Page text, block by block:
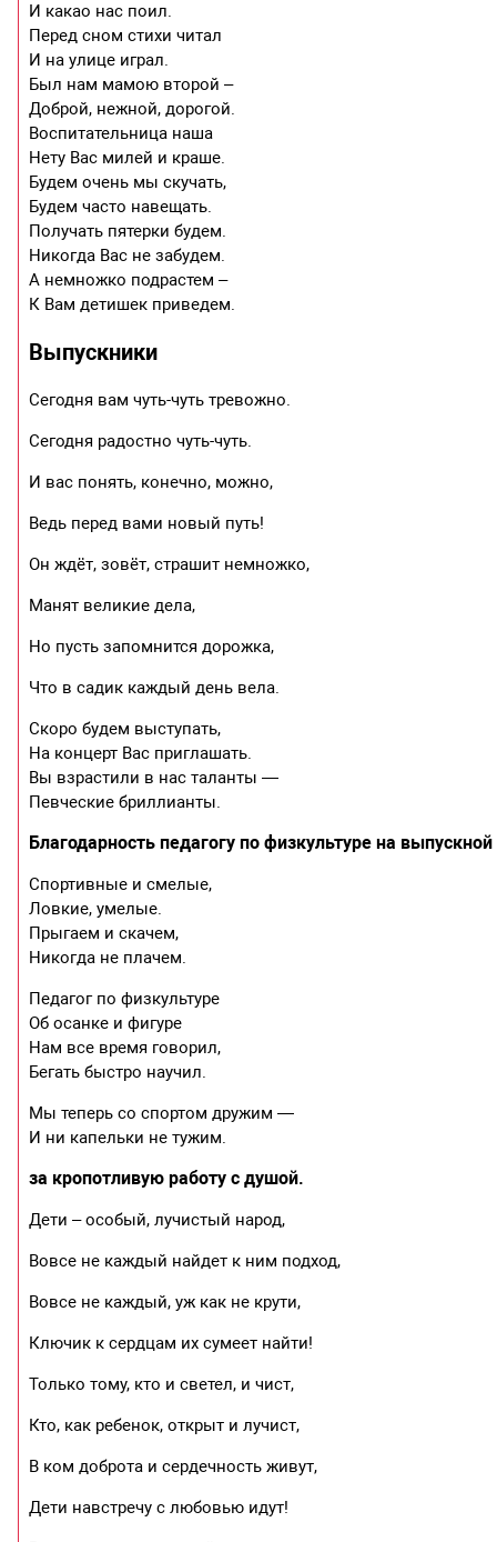
И какао нас поил.
Перед сном стихи читал
И на улице играл.
Был нам мамою второй –
Доброй, нежной, дорогой.
Воспитательница наша
Нету Вас милей и краше.
Будем очень мы скучать,
Будем часто навещать.
Получать пятерки будем.
Никогда Вас не забудем.
А немножко подрастем –
К Вам детишек приведем.
Выпускники
Сегодня вам чуть-чуть тревожно.
Сегодня радостно чуть-чуть.
И вас понять, конечно, можно,
Ведь перед вами новый путь!
Он ждёт, зовёт, страшит немножко,
Манят великие дела,
Но пусть запомнится дорожка,
Что в садик каждый день вела.
Скоро будем выступать,
На концерт Вас приглашать.
Вы взрастили в нас таланты —
Певческие бриллианты.
Благодарность педагогу по физкультуре на
Спортивные и смелые,
Ловкие, умелые.
Прыгаем и скачем,
Никогда не плачем.
Педагог по физкультуре
Об осанке и фигуре
Нам все время говорил,
Бегать быстро научил.
Мы теперь со спортом дружим —
И ни капельки не тужим.
за кропотливую работу с душой.
Дети – особый, лучистый народ,
Вовсе не каждый найдет к ним подход,
Вовсе не каждый, уж как не крути,
Ключик к сердцам их сумеет найти!
Только тому, кто и светел, и чист,
Кто, как ребенок, открыт и лучист,
В ком доброта и сердечность живут,
Дети навстречу с любовью идут!